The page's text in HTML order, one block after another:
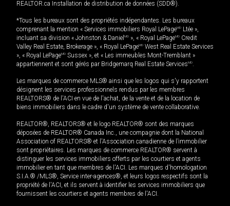
REALTOR.ca Installation de distribution de données (SDD®).
*Tous les bureaux sont des propriétés indépendantes. Les bureaux
comprenant la mention « Services immobiliers Royal LePageMD Ltée »,
incluant sa division « Johnston & Daniel MD », « Royal LePageMD Credit
Valley Real Estate, Brokerage », « Royal LePageMD West Real Estate Services
», « Royal LePageMD Sussex », et « Les immeubles Mont-Tremblant »
appartiennent et sont gérés par Bridgemarq Real Estate ServicesMD.
Les marques de commerce MLS® ainsi que les logos qui s'y rapportent
désignent les services professionnels rendus par les membres
REALTORS® de l'ACI en vue de l'achat, de la vente et de la location de
biens immobiliers dans le cadre d'un système de vente collaborative.
REALTOR®, REALTORS® et le logo REALTOR® sont des marques
déposées de REALTOR® Canada Inc., une compagnie dont la National
Association of REALTORS® et l'Association canadienne de l’immobilier
sont propriétaires. Les marques de commerce REALTOR® servent à
distinguer les services immobiliers offerts par les courtiers et agents
immobilier en tant que membres de l'ACI. Les marques d'homologation
S.I.A.® /MLS®, Service inter-agences®, et leurs logos respectifs sont la
propriété de l'ACI, et ils servent à identifier les services immobiliers que
fournissent les courtiers et agents membres de l'ACI.